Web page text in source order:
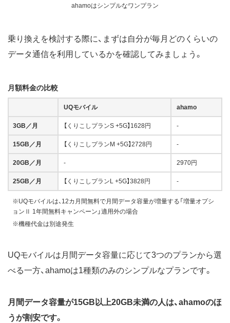
ahamoはシンプルなワンプラン
乗り換えを検討する際に、まずは自分が毎月どのくらいの
データ通信を利用しているかを確認してみましょう。
月額料金の比較
UQモバイル ahamo
3GB／月 【くりこしプランS +5G】1628円 -
15GB／月 【くりこしプランM +5G】2728円 -
20GB／月 - 2970円
25GB／月 【くりこしプランL +5G】3828円 -
※UQモバイルは、12カ月間無料で月間データ容量が増量する「増量オプシ
ョンⅡ 1年間無料キャンペーン」適用外の場合
※機種代金は別途発生
UQモバイルは月間データ容量に応じて3つのプランから選
べる一方、ahamoは1種類のみのシンプルなプランです。
月間データ容量が15GB以上20GB未満の人は、ahamoのほ
うが割安です。